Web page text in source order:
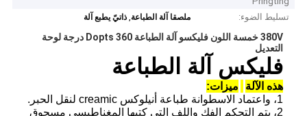
تسليط الضوء:
ملصقا آلة الطباعة,ذاتيّ يطبع آلة
380V خمسة اللون فليكسو آلة الطباعة Dopts 360 درجة لوحة
التعديل
فليكس آلة الطباعة
هذه الآلة
ميزات:
1،
واعتماد الاسطوانة طباعة أنيلوكس creamic لنقل الحبر.
2،
يتم التحكم الفك واللف التي كتبها المغناطيسي مسحوق